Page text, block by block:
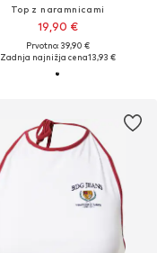
Top z naramnicami
19,90 €
Prvotno: 39,90 €
Zadnja najnižja cena13,93 €